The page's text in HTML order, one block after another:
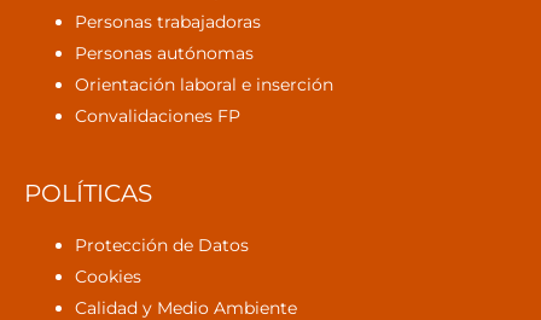
Personas trabajadoras
Personas autónomas
Orientación laboral e inserción
Convalidaciones FP
POLÍTICAS
Protección de Datos
Cookies
Calidad y Medio Ambiente